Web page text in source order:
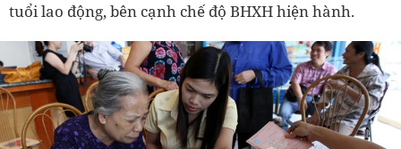
tuổi lao động, bên cạnh chế độ BHXH hiện hành.